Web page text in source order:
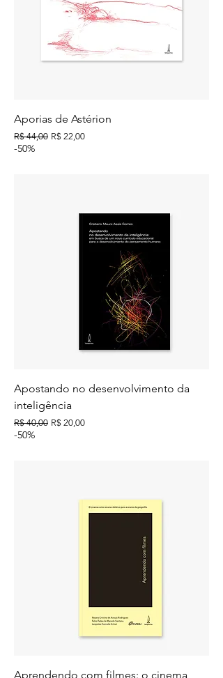
Aporias de Astérion
Preço normal
R$ 44,00 Preço promocional
R$ 22,00
-50%
Apostando no desenvolvimento da
inteligência
Preço normal
R$ 40,00 Preço promocional
R$ 20,00
-50%
Aprendendo com filmes: o cinema